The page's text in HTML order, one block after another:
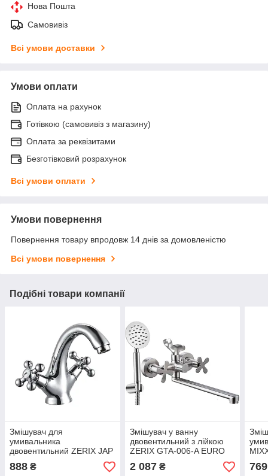
Нова Пошта
Самовивіз
Всі умови доставки
Умови оплати
Оплата на рахунок
Готівкою (самовивіз з магазину)
Оплата за реквізитами
Безготівковий розрахунок
Всі умови оплати
Умови повернення
Повернення товару впродовж 14 днів за домовленістю
Всі умови повернення
Подібні товари компанії
Змішувач для
умивальника
двовентильний ZERIX JAP
827 (ZX0154) хром,
кріплення шпилька
888 ₴
Змішувач у ванну
двовентильний з лійкою
ZERIX GTA‑006‑A EURO
(ZX4838) нерж.сталь
сатин
2 087₴ 769